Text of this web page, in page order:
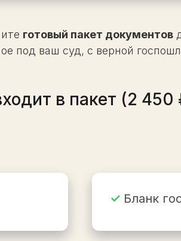
готовый пакет документов
под ваш суд, с верной
в пакет (2 450
✓ Бланк